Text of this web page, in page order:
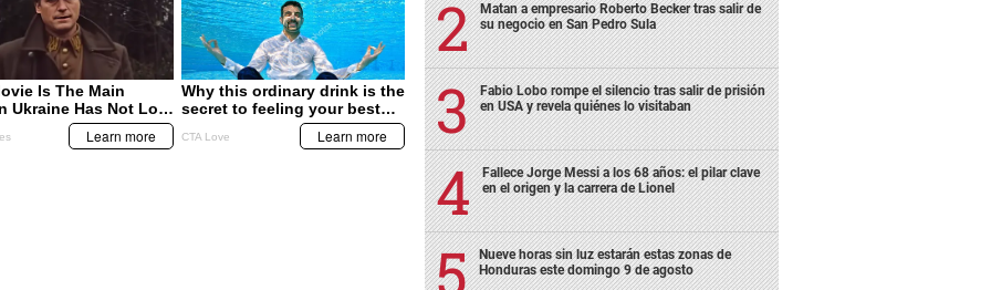
Matan a empresario Roberto Becker tras salir de
su negocio en San Pedro Sula
Fabio Lobo rompe el silencio tras salir de prisión
en USA y revela quiénes lo visitaban
Fallece Jorge Messi a los 68 años: el pilar clave
en el origen y la carrera de Lionel
Nueve horas sin luz estarán estas zonas de
Honduras este domingo 9 de agosto